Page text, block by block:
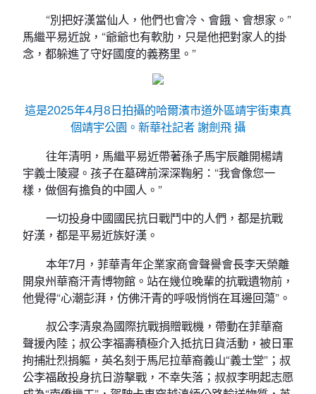
“別把好漢當仙人，他們也會冷、會餓、會想家。”
馬繼平易近說，“爺爺也有軟肋，只是他把對家人的掛
念，都躲進了守好國度的義務里。”
這是2025年4月8日拍攝的哈爾濱市道外區靖宇街東真
個靖宇公園。新華社記者 謝劍飛 攝
往年清明，馬繼平易近帶著孫子馬宇辰離開楊靖
宇義士陵寢。孩子在墓碑前深深鞠躬：“我會像您一
樣，做個有擔負的中國人。”
一切投身中國國民抗日戰鬥中的人們，都是抗戰
好漢，都是平易近族好漢。
本年7月，菲華青年企業家商會聲譽會長李天榮離
開泉州華裔汗青博物館。站在幾位晚輩的抗戰遺物前，
他覺得“心潮彭湃，仿佛汗青的呼吸悄悄在耳邊回蕩”。
叔公李清泉為國際抗戰捐贈戰機，帶動在菲華裔
聲援內陸；叔公李福壽積極介入抵抗日貨活動，被日軍
拘捕壯烈捐軀，英名刻于馬尼拉華裔義山“義士堂”；叔
公李福啟投身抗日游擊戰，不幸失落；叔叔李明起志愿